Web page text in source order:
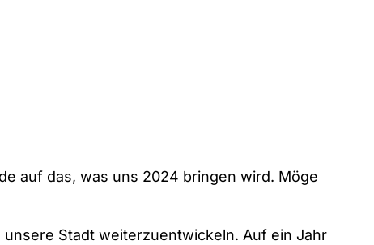
auf das, was uns 2024 bringen wird. Möge
Stadt weiterzuentwickeln. Auf ein Jahr